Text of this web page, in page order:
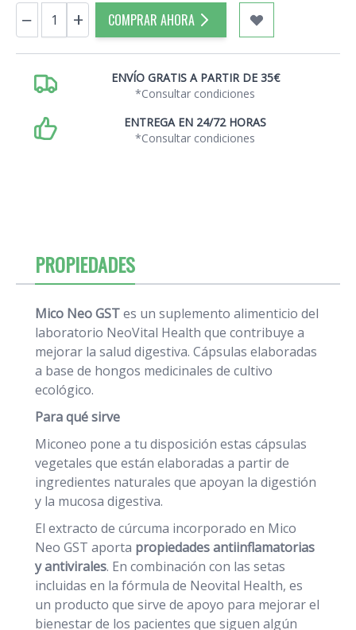
Cantidad
− + COMPRAR AHORA
ENVÍO GRATIS A PARTIR DE 35€
*Consultar condiciones
ENTREGA EN 24/72 HORAS
*Consultar condiciones
PROPIEDADES
Mico Neo GSTes un suplemento alimenticio del
laboratorio NeoVital Health que contribuye a
mejorar la salud digestiva. Cápsulas elaboradas
a base de hongos medicinales de cultivo
ecológico.
Para qué sirve
Miconeo pone a tu disposición estas cápsulas
vegetales que están elaboradas a partir de
ingredientes naturales que apoyan la digestión
y la mucosa digestiva.
El extracto de cúrcuma incorporado en Mico
Neo GST aporta propiedades antiinflamatorias
y antivirales. En combinación con las setas
incluidas en la fórmula de Neovital Health, es
un producto que sirve de apoyo para mejorar el
bienestar de los pacientes que siguen algún